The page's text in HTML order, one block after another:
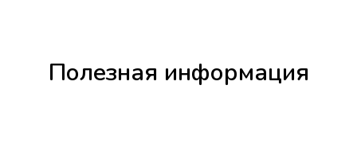
Полезная информация